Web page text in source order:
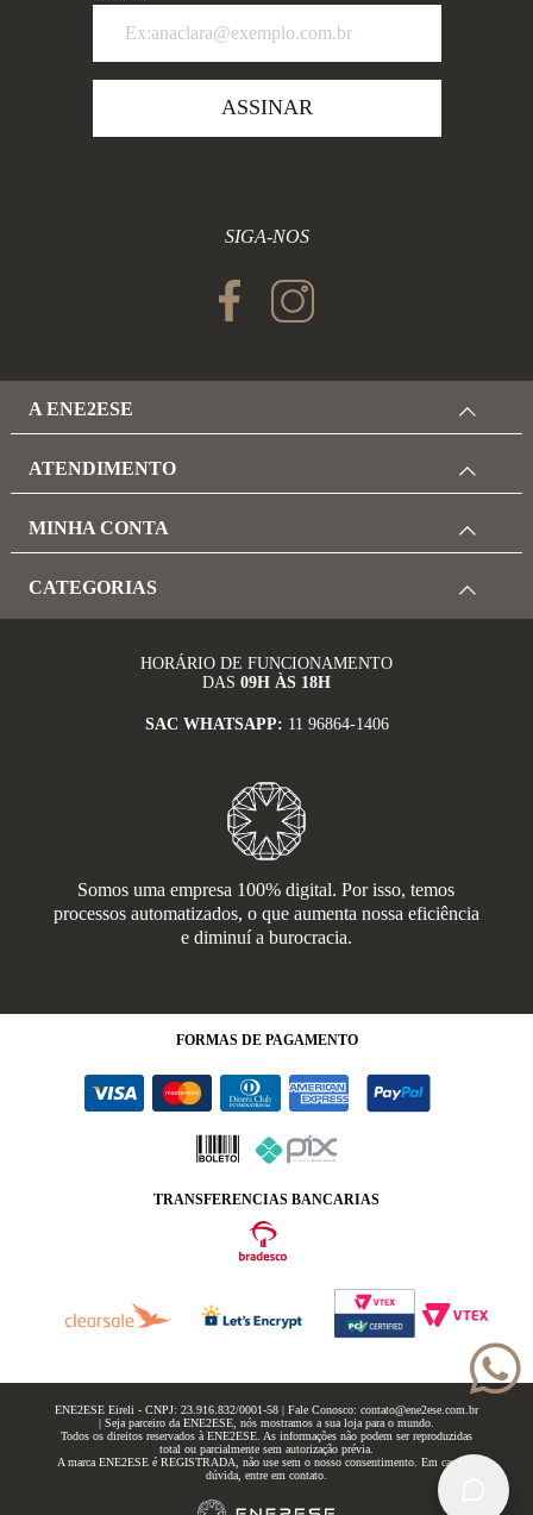
ASSINAR
SIGA-NOS
A ENE2ESE
ATENDIMENTO
MINHA CONTA
CATEGORIAS
HORÁRIO DE FUNCIONAMENTO
DAS 09H ÀS 18H
SAC WHATSAPP: 11 96864-1406
Somos uma empresa 100% digital. Por isso, temos
processos automatizados, o que aumenta nossa eficiência
e diminuí a burocracia.
FORMAS DE PAGAMENTO
TRANSFERENCIAS BANCARIAS
ENE2ESE Eireli - CNPJ: 23.916.832/0001-58 | Fale Conosco: contato@ene2ese.com.br
| Seja parceiro da ENE2ESE, nós mostramos a sua loja para o mundo.
Todos os direitos reservados à ENE2ESE. As informações não podem ser reproduzidas
total ou parcialmente sem autorização prévia.
A marca ENE2ESE é REGISTRADA, não use sem o nosso consentimento. Em caso de
dúvida, entre em contato.